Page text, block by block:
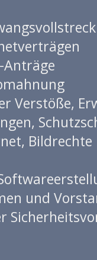
Verstöße,
Bildrechte
und